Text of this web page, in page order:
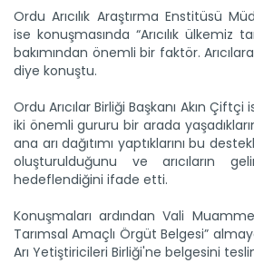
Ordu Arıcılık Araştırma Enstitüsü
ise konuşmasında “Arıcılık ülkemiz
bakımından önemli bir faktör.
diye konuştu.
Ordu Arıcılar Birliği Başkanı Akın
iki önemli gururu bir arada
ana arı dağıtımı yaptıklarını bu
oluşturulduğunu ve arıcıların
hedeflendiğini ifade etti.
Konuşmaları ardından Vali
Tarımsal Amaçlı Örgüt Belgesi”
Arı Yetiştiricileri Birliği'ne belgesini
Hakkari'de kadın üreticiler...
Hakkari'nin Yüksekova ilçesinde süt
Devamını Oku ->